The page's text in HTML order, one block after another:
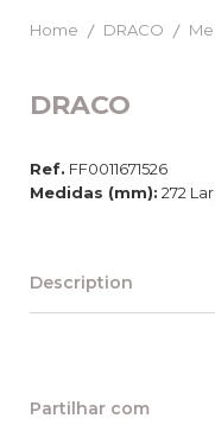
Home DRACO
DRACO
Ref. FF0011671526
Medidas (mm): 272
Description
Partilhar com